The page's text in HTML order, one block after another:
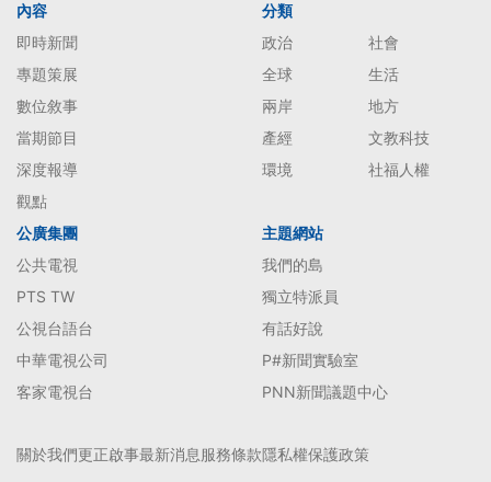
內容
即時新聞
專題策展
數位敘事
當期節目
深度報導
觀點
分類
政治
社會
全球
生活
兩岸
地方
產經
文教科技
環境
社福人權
公廣集團
公共電視
PTS TW
公視台語台
中華電視公司
客家電視台
主題網站
我們的島
獨立特派員
有話好說
P#新聞實驗室
PNN新聞議題中心
關於我們更正啟事最新消息服務條款隱私權保護政策